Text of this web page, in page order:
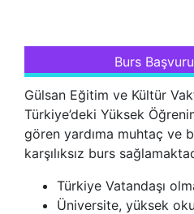
Burs
Gülsan Eğitim ve Kültür
Türkiye’deki Yüksek
gören yardıma muhtaç ve
karşılıksız burs
Türkiye Vatandaşı
Üniversite, yüksek